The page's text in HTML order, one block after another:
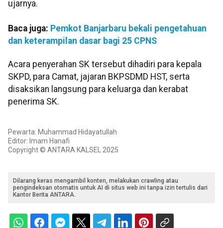
ujarnya.
Baca juga: Pemkot Banjarbaru bekali pengetahuan
dan keterampilan dasar bagi 25 CPNS
Acara penyerahan SK tersebut dihadiri para kepala
SKPD, para Camat, jajaran BKPSDMD HST, serta
disaksikan langsung para keluarga dan kerabat
penerima SK.
Pewarta: Muhammad Hidayatullah
Editor: Imam Hanafi
Copyright © ANTARA KALSEL 2025
Dilarang keras mengambil konten, melakukan crawling atau
pengindeksan otomatis untuk AI di situs web ini tanpa izin tertulis dari
Kantor Berita ANTARA.